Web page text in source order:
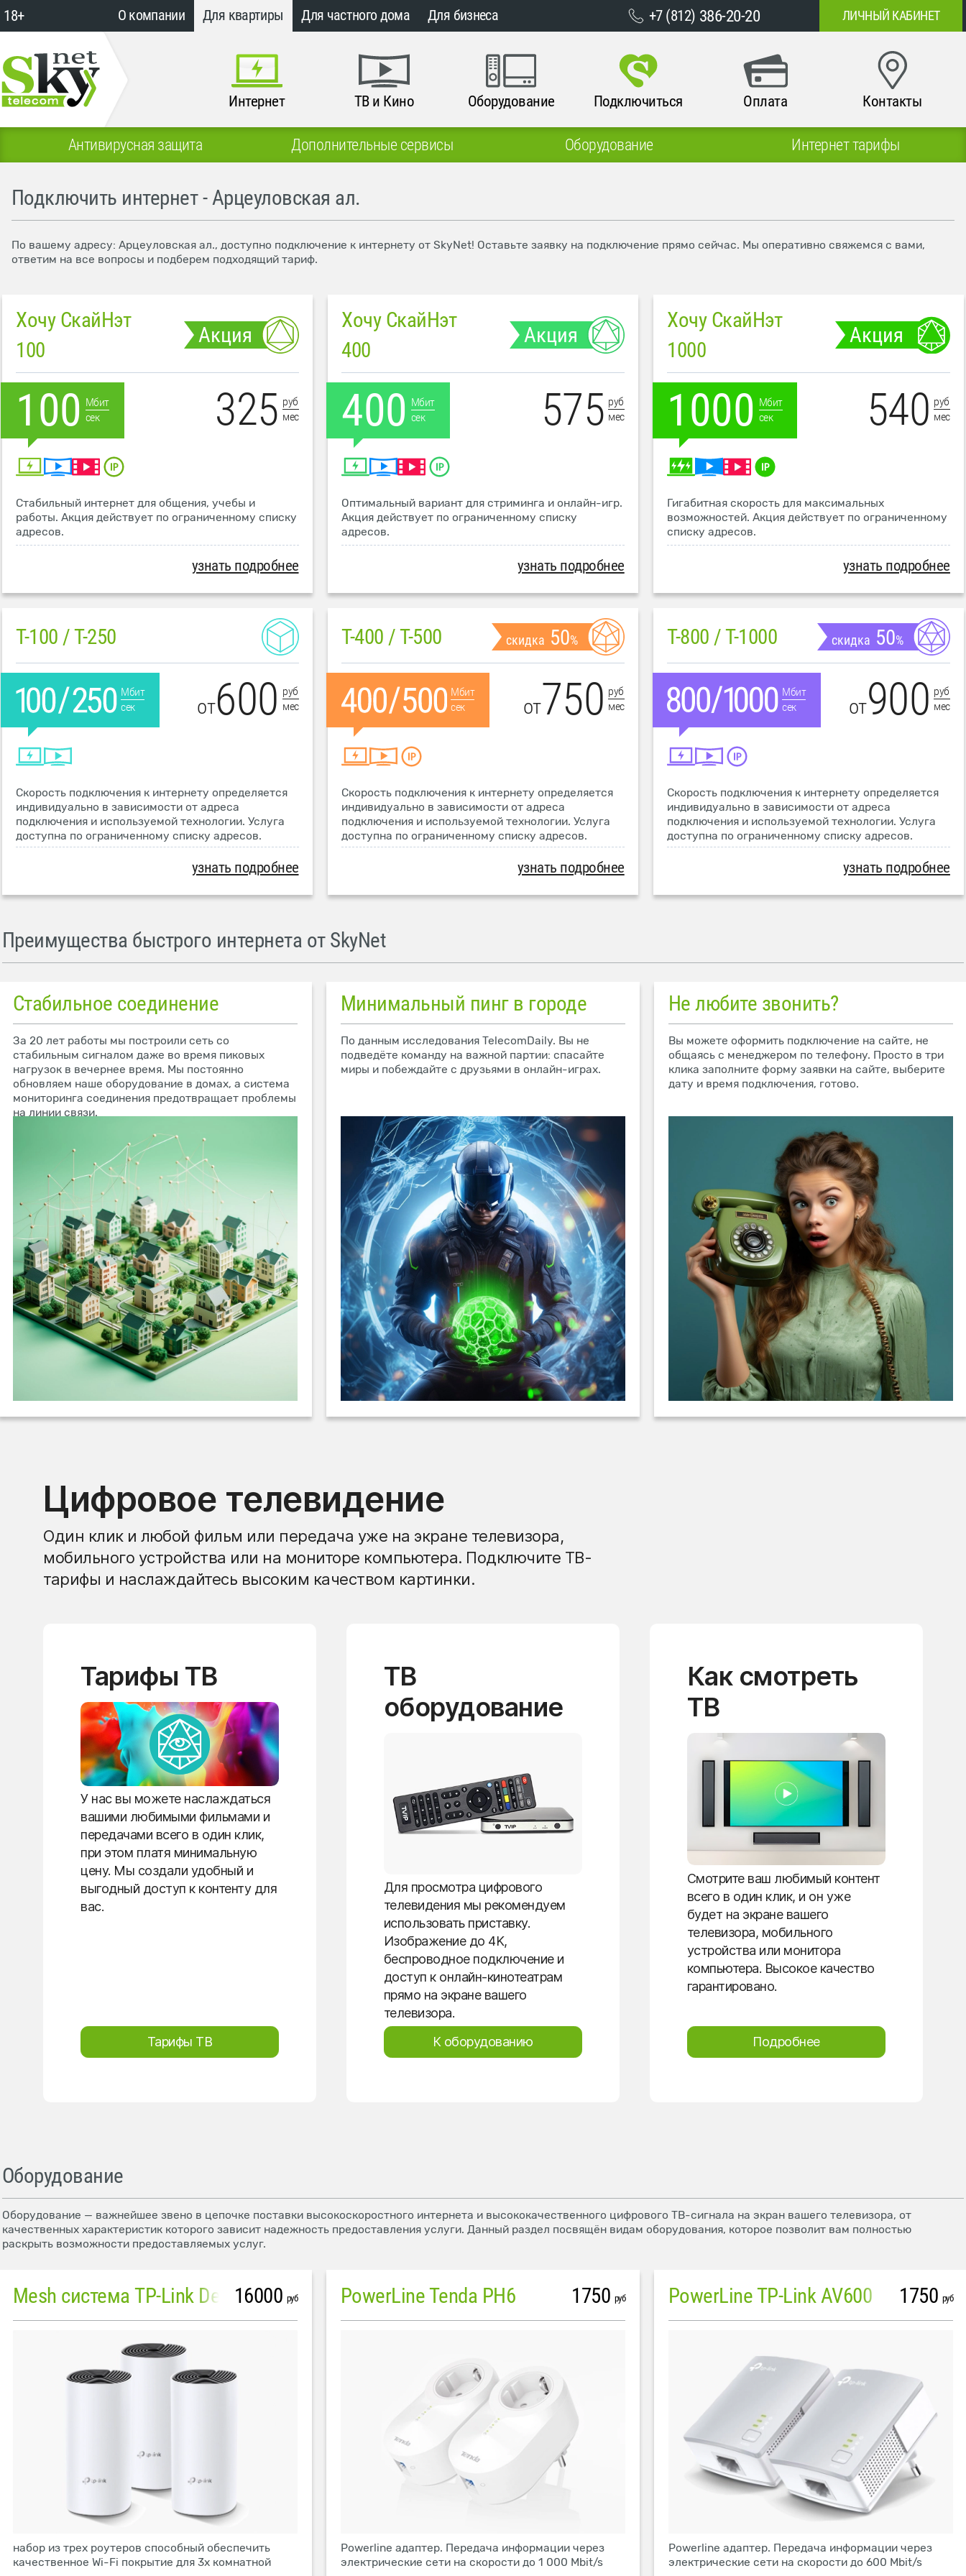
18+ О компании Для квартиры Для частного дома Для бизнеса +7 (812) 386-20-20 ЛИЧНЫЙ КАБИНЕТ
Интернет ТВ и Кино Оборудование Подключиться Оплата Контакты
Антивирусная защита Дополнительные сервисы Оборудование Интернет тарифы
Подключить интернет - Арцеуловская ал.
По вашему адресу: Арцеуловская ал., доступно подключение к интернету от SkyNet! Оставьте заявку на подключение прямо сейчас. Мы оперативно свяжемся с вами,
ответим на все вопросы и подберем подходящий тариф.
Хочу СкайНэт
100
Акция
100 Мбит
сек
325 руб
мес
Стабильный интернет для общения, учебы и
работы. Акция действует по ограниченному списку
адресов.
узнать подробнее
Хочу СкайНэт
400
Акция
400 Мбит
сек
575 руб
мес
Оптимальный вариант для стриминга и онлайн-игр.
Акция действует по ограниченному списку
адресов.
узнать подробнее
Хочу СкайНэт
1000
Акция
1000 Мбит
сек
540 руб
мес
Гигабитная скорость для максимальных
возможностей. Акция действует по ограниченному
списку адресов.
узнать подробнее
T-100 / T-250
Мбит
сек
от600 руб
мес
Скорость подключения к интернету определяется
индивидуально в зависимости от адреса
подключения и используемой технологии. Услуга
доступна по ограниченному списку адресов.
узнать подробнее
T-400 / T-500 скидка 50%
Мбит
сек
от750 руб
мес
Скорость подключения к интернету определяется
индивидуально в зависимости от адреса
подключения и используемой технологии. Услуга
доступна по ограниченному списку адресов.
узнать подробнее
T-800 / T-1000 скидка 50%
Мбит
сек
от900 руб
мес
Скорость подключения к интернету определяется
индивидуально в зависимости от адреса
подключения и используемой технологии. Услуга
доступна по ограниченному списку адресов.
узнать подробнее
Преимущества быстрого интернета от SkyNet
Стабильное соединение
За 20 лет работы мы построили сеть со
стабильным сигналом даже во время пиковых
нагрузок в вечернее время. Мы постоянно
обновляем наше оборудование в домах, а система
мониторинга соединения предотвращает проблемы
на линии связи.
Минимальный пинг в городе
По данным исследования TelecomDaily. Вы не
подведёте команду на важной партии: спасайте
миры и побеждайте с друзьями в онлайн-играх.
Не любите звонить?
Вы можете оформить подключение на сайте, не
общаясь с менеджером по телефону. Просто в три
клика заполните форму заявки на сайте, выберите
дату и время подключения, готово.
Цифровое телевидение
Один клик и любой фильм или передача уже на экране телевизора,
мобильного устройства или на мониторе компьютера. Подключите ТВ-
тарифы и наслаждайтесь высоким качеством картинки.
Тарифы ТВ
У нас вы можете наслаждаться
вашими любимыми фильмами и
передачами всего в один клик,
при этом платя минимальную
цену. Мы создали удобный и
выгодный доступ к контенту для
вас.
Тарифы ТВ
ТВ
оборудование
Для просмотра цифрового
телевидения мы рекомендуем
использовать приставку.
Изображение до 4K,
беспроводное подключение и
доступ к онлайн-кинотеатрам
прямо на экране вашего
телевизора.
К оборудованию
Как смотреть
ТВ
Смотрите ваш любимый контент
всего в один клик, и он уже
будет на экране вашего
телевизора, мобильного
устройства или монитора
компьютера. Высокое качество
гарантировано.
Подробнее
Оборудование
Оборудование — важнейшее звено в цепочке поставки высокоскоростного интернета и высококачественного цифрового ТВ-сигнала на экран вашего телевизора, от
качественных характеристик которого зависит надежность предоставления услуги. Данный раздел посвящён видам оборудования, которое позволит вам полностью
раскрыть возможности предоставляемых услуг.
Mesh система TP-Link Deco M4 (3 устройства)
16000 руб
набор из трех роутеров способный обеспечить
качественное Wi-Fi покрытие для 3х комнатной
PowerLine Tenda PH6 1750 руб
Powerline адаптер. Передача информации через
электрические сети на скорости до 1 000 Mbit/s
PowerLine TP-Link AV600 1750 руб
Powerline адаптер. Передача информации через
электрические сети на скорости до 600 Mbit/s